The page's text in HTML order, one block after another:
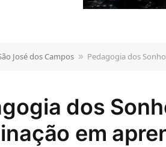
José dos Campos » Pedagogia dos
dos
em